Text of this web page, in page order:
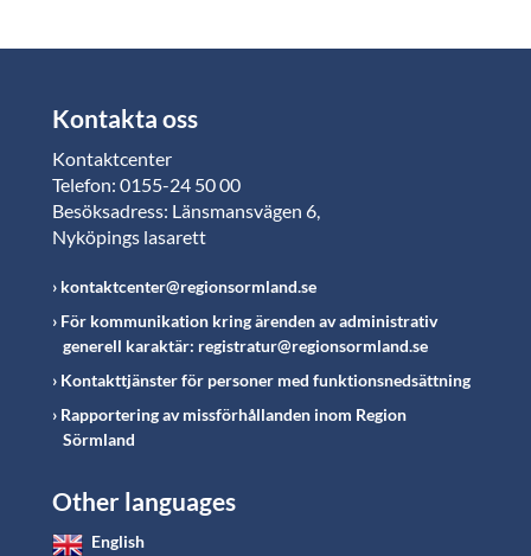
Kontakta oss
Kontaktcenter
Telefon: 0155-24 50 00
Besöksadress: Länsmansvägen 6,
Nyköpings lasarett
kontaktcenter@regionsormland.se
För kommunikation kring ärenden av administrativ
generell karaktär: registratur@regionsormland.se
Kontakttjänster för personer med funktionsnedsättning
Rapportering av missförhållanden inom Region
Sörmland
Other languages
English